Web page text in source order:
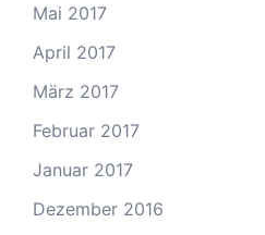
Mai 2017
April 2017
März 2017
Februar 2017
Januar 2017
Dezember 2016